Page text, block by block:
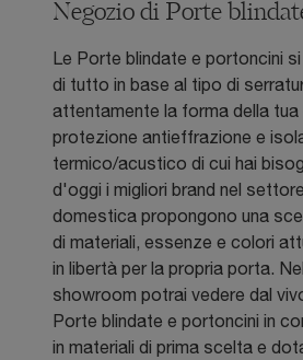
Negozio di Porte
Le Porte blindate e portoncini
di tutto in base al tipo di
attentamente la forma della tua
protezione antieffrazione e
termico/acustico di cui hai
d'oggi i migliori brand nel
domestica propongono una
di materiali, essenze e colori
in libertà per la propria porta.
showroom potrai vedere dal
Porte blindate e portoncini in
in materiali di prima scelta e